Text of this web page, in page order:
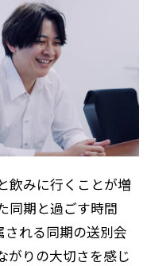
飲みに行くことが増
同期と過ごす時間
される同期の送別会
がりの大切さを感じ